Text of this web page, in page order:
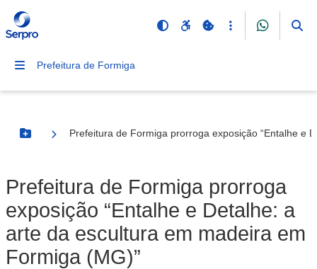
Prefeitura de Formiga
Botão Menu
Prefeitura de Formiga prorroga exposição “Entalhe e
Prefeitura de Formiga prorroga
exposição “Entalhe e Detalhe: a
arte da escultura em madeira em
Formiga (MG)”